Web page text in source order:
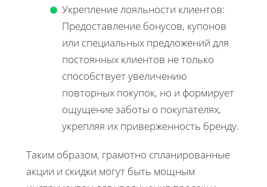
Укрепление лояльности клиентов:
Предоставление бонусов, купонов
или специальных предложений для
постоянных клиентов не только
способствует увеличению
повторных покупок, но и формирует
ощущение заботы о покупателях,
укрепляя их приверженность бренду.
Таким образом, грамотно спланированные
акции и скидки могут быть мощным